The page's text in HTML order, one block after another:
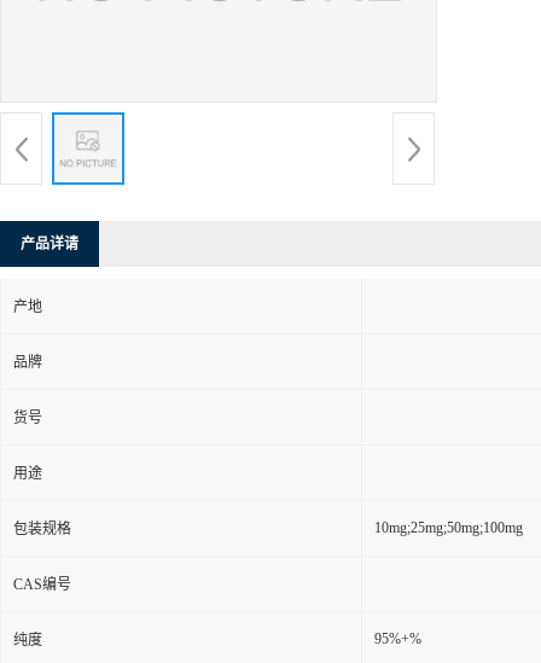
产品详请
产地
品牌
货号
用途
包装规格 10mg;25mg;50mg;100mg
CAS编号
纯度 95%+%